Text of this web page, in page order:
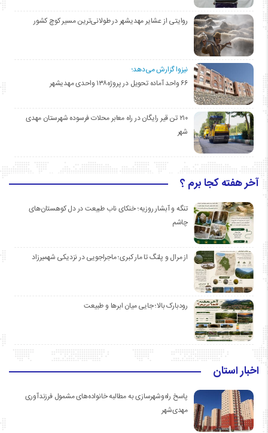
روایتی از عشایر مهدیشهر در طولانی‌ترین مسیر کوچ کشور
نیزوا گزارش می‌دهد؛
۶۶ واحد آماده تحویل در پروژه۱۳۸ واحدی مهدیشهر
۲۱۰ تن قیر رایگان در راه معابر محلات فرسوده شهرستان مهدی
شهر
آخر هفته کجا برم ؟
تنگه و آبشار روزیه؛ خنکای ناب طبیعت در دل کوهستان‌های
چاشم
از مرال و پلنگ تا مار کبری؛ ماجراجویی در نزدیکی شهمیرزاد
رودبارک بالا؛ جایی میان ابرها و طبیعت
اخبار استان
پاسخ راه‌وشهرسازی به مطالبه خانواده‌های مشمول فرزندآوری
مهدی‌شهر